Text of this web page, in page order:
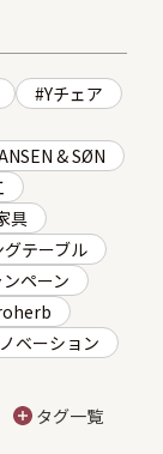
Yチェア
& SØN
具
テーブル
ペーン
ベーション
タグ一覧